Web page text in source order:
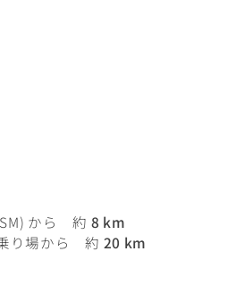
から 約 8 km
り場から 約 20 km